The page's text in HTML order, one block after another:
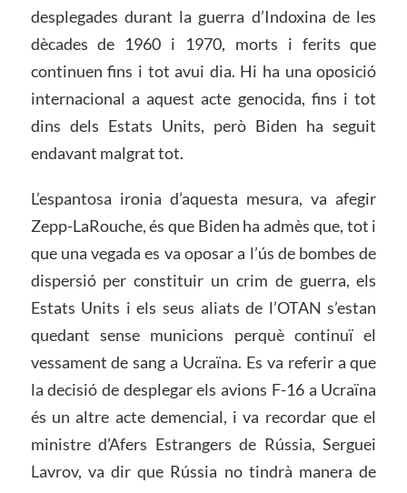
desplegades durant la guerra d’Indoxina de les
dècades de 1960 i 1970, morts i ferits que
continuen fins i tot avui dia. Hi ha una oposició
internacional a aquest acte genocida, fins i tot
dins dels Estats Units, però Biden ha seguit
endavant malgrat tot.
L’espantosa ironia d’aquesta mesura, va afegir
Zepp-LaRouche, és que Biden ha admès que, tot i
que una vegada es va oposar a l’ús de bombes de
dispersió per constituir un crim de guerra, els
Estats Units i els seus aliats de l’OTAN s’estan
quedant sense municions perquè continuï el
vessament de sang a Ucraïna. Es va referir a que
la decisió de desplegar els avions F-16 a Ucraïna
és un altre acte demencial, i va recordar que el
ministre d’Afers Estrangers de Rússia, Serguei
Lavrov, va dir que Rússia no tindrà manera de